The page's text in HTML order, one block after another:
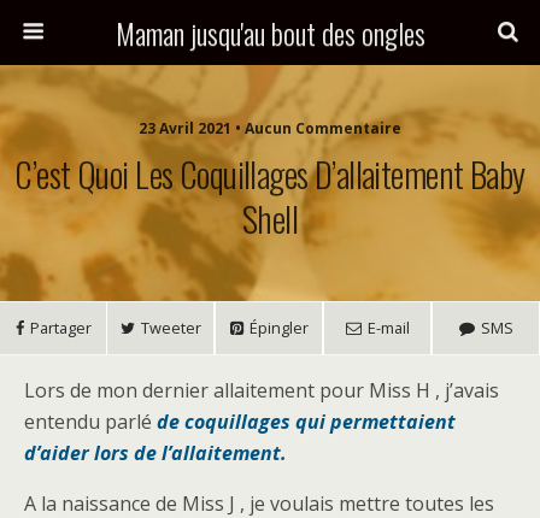
Maman jusqu'au bout des ongles
23 Avril 2021 • Aucun Commentaire
C’est Quoi Les Coquillages D’allaitement Baby
Shell
Partager Tweeter Épingler E-mail SMS
Lors de mon dernier allaitement pour Miss H , j’avais
entendu parlé de coquillages qui permettaient
d’aider lors de l’allaitement.
A la naissance de Miss J , je voulais mettre toutes les